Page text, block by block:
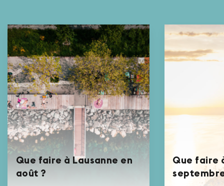
Que faire à Lausanne en
août ?
Que faire